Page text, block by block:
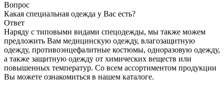
Вопрос
Какая специальная одежда у Вас есть?
Ответ
Наряду с типовыми видами спецодежды, мы также можем
предложить Вам медицинскую одежду, влагозащитную
одежду, противоэнцефалитные костюмы, одноразовую одежду,
а также защитную одежду от химических веществ или
повышенных температур. Со всем ассортиментом продукции
Вы можете ознакомиться в нашем каталоге.